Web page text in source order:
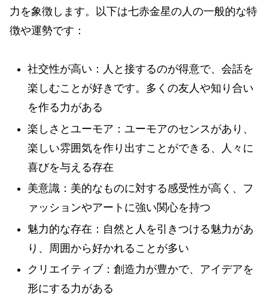
力を象徴します。以下は七赤金星の人の一般的な特
徴や運勢です：
社交性が高い：人と接するのが得意で、会話を
楽しむことが好きです。多くの友人や知り合い
を作る力がある
楽しさとユーモア：ユーモアのセンスがあり、
楽しい雰囲気を作り出すことができる、人々に
喜びを与える存在
美意識：美的なものに対する感受性が高く、フ
ァッションやアートに強い関心を持つ
魅力的な存在：自然と人を引きつける魅力があ
り、周囲から好かれることが多い
クリエイティブ：創造力が豊かで、アイデアを
形にする力がある